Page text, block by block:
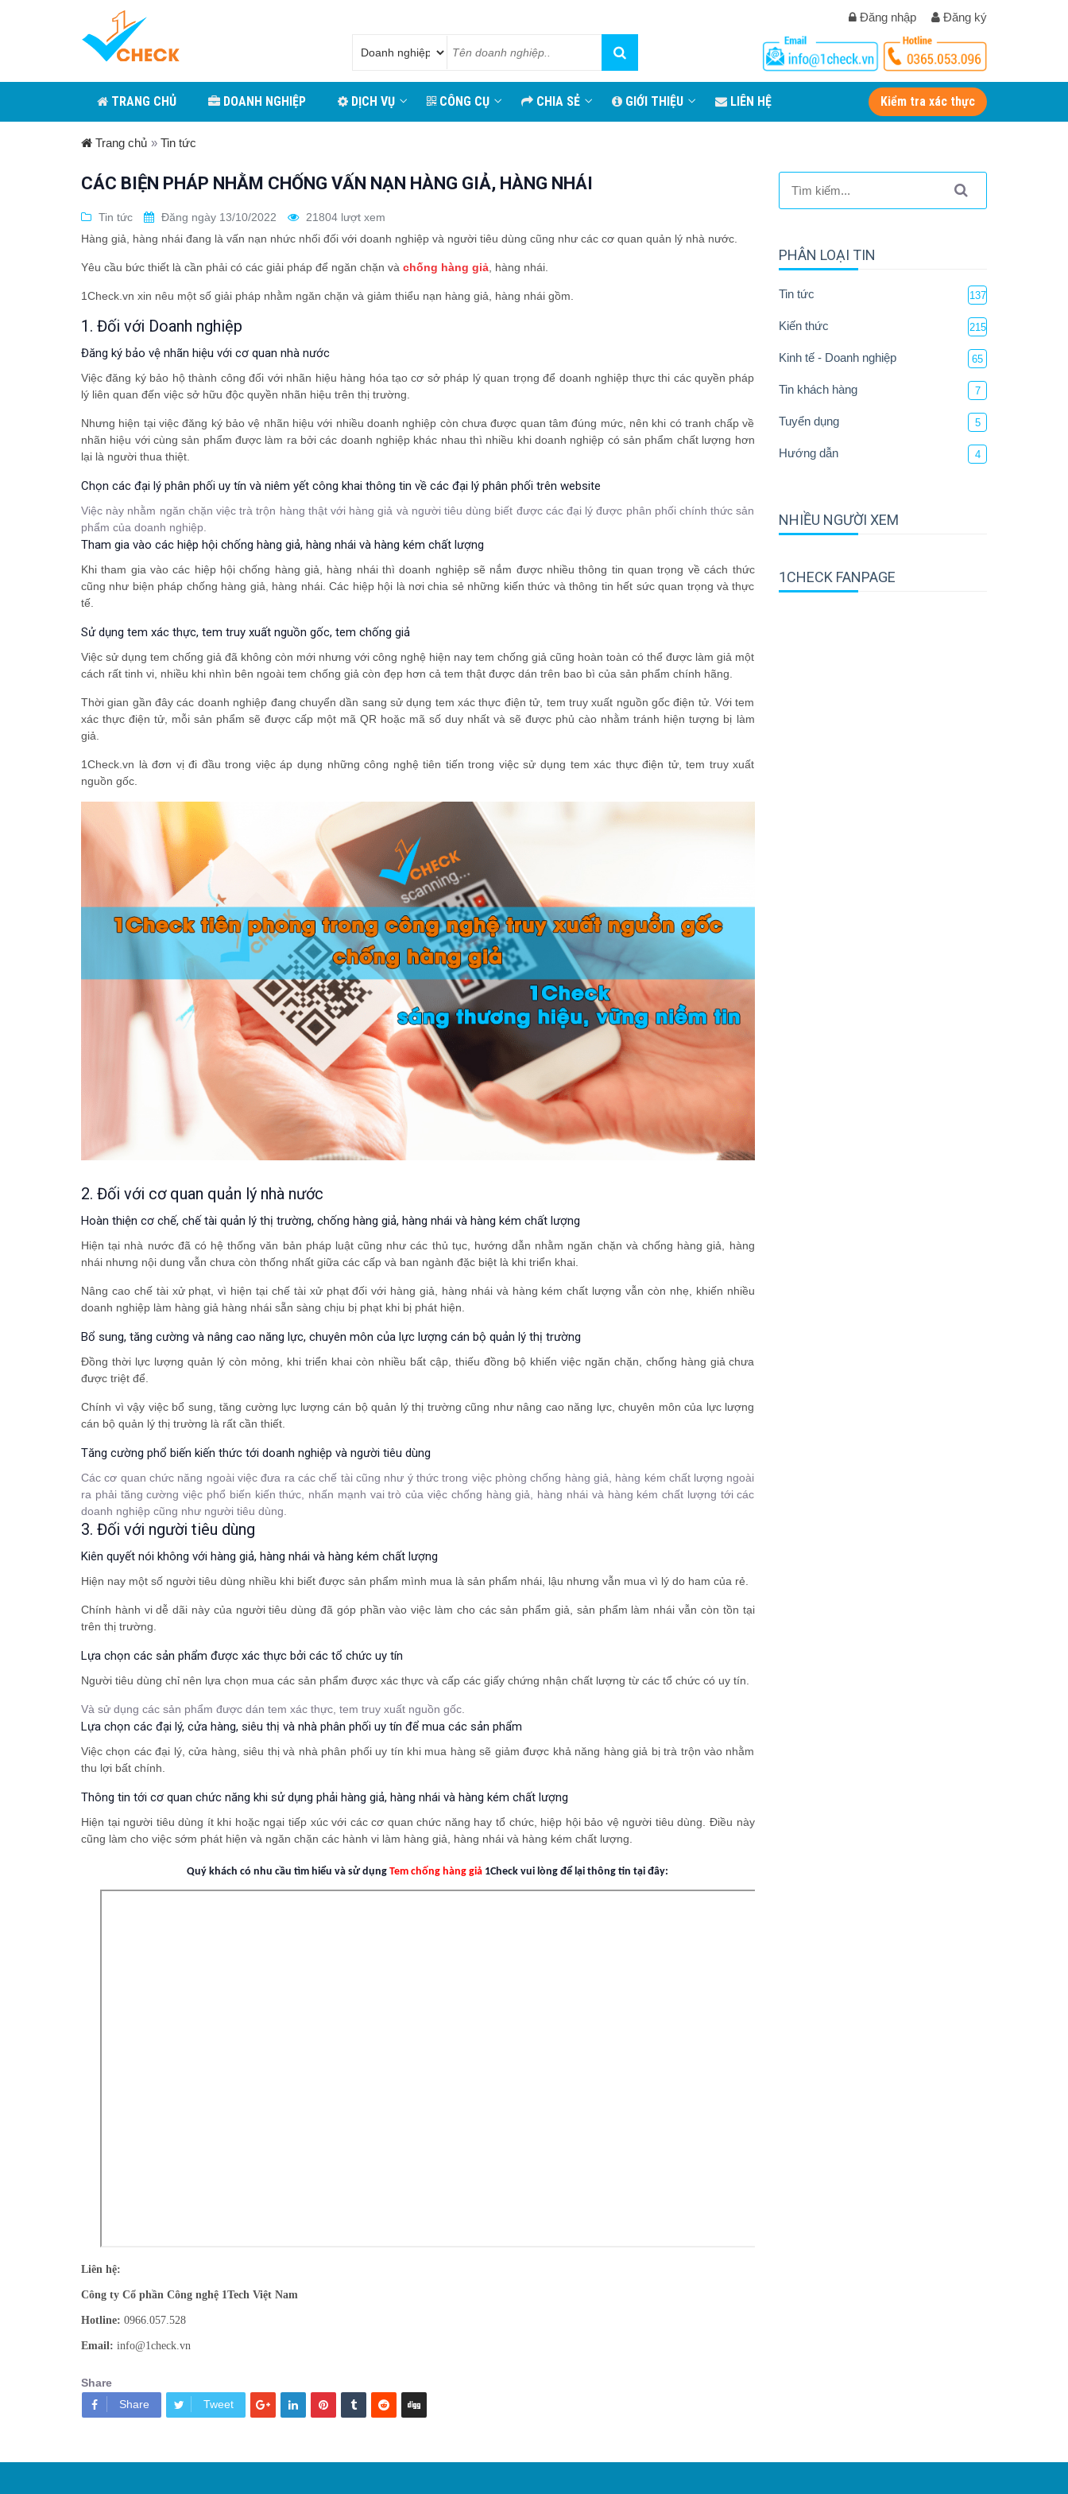
Đăng nhập Đăng ký
TRANG CHỦ DOANH NGHIỆP DỊCH VỤ CÔNG CỤ CHIA SẺ GIỚI THIỆU LIÊN HỆ Kiểm tra xác thực
Trang chủ » Tin tức
CÁC BIỆN PHÁP NHẰM CHỐNG VẤN NẠN HÀNG GIẢ, HÀNG NHÁI
Tin tức Đăng ngày 13/10/2022
21804 lượt xem
Hàng giả, hàng nhái đang là vấn nạn nhức nhối đối với doanh nghiệp và người tiêu dùng cũng như các cơ quan quản lý nhà nước.
Yêu cầu bức thiết là cần phải có các giải pháp để ngăn chặn và chống hàng giả , hàng nhái.
1Check.vn xin nêu một số giải pháp nhằm ngăn chặn và giảm thiểu nạn hàng giả, hàng nhái gồm.
1. Đối với Doanh nghiệp
Đăng ký bảo vệ nhãn hiệu với cơ quan nhà nước
Việc đăng ký bảo hộ thành công đối với nhãn hiệu hàng hóa tạo cơ sở pháp lý quan trọng để doanh nghiệp thực thi các quyền pháp
lý liên quan đến việc sở hữu độc quyền nhãn hiệu trên thị trường.
Nhưng hiện tại việc đăng ký bảo vệ nhãn hiệu với nhiều doanh nghiệp còn chưa được quan tâm đúng mức, nên khi có tranh chấp về
nhãn hiệu với cùng sản phẩm được làm ra bởi các doanh nghiệp khác nhau thì nhiều khi doanh nghiệp có sản phẩm chất lượng hơn
lại là người thua thiệt.
Chọn các đại lý phân phối uy tín và niêm yết công khai thông tin về các đại lý phân phối trên website
Việc này nhằm ngăn chặn việc trà trộn hàng thật với hàng giả và người tiêu dùng biết được các đại lý được phân phối chính thức sản
phẩm của doanh nghiệp.
Tham gia vào các hiệp hội chống hàng giả, hàng nhái và hàng kém chất lượng
Khi tham gia vào các hiệp hội chống hàng giả, hàng nhái thì doanh nghiệp sẽ nắm được nhiều thông tin quan trọng về cách thức
cũng như biện pháp chống hàng giả, hàng nhái. Các hiệp hội là nơi chia sẻ những kiến thức và thông tin hết sức quan trọng và thực
tế.
Sử dụng tem xác thực, tem truy xuất nguồn gốc, tem chống giả
Việc sử dụng tem chống giả đã không còn mới nhưng với công nghệ hiện nay tem chống giả cũng hoàn toàn có thể được làm giả một
cách rất tinh vi, nhiều khi nhìn bên ngoài tem chống giả còn đẹp hơn cả tem thật được dán trên bao bì của sản phẩm chính hãng.
Thời gian gần đây các doanh nghiệp đang chuyển dần sang sử dụng tem xác thực điện tử, tem truy xuất nguồn gốc điện tử. Với tem
xác thực điện tử, mỗi sản phẩm sẽ được cấp một mã QR hoặc mã số duy nhất và sẽ được phủ cào nhằm tránh hiện tượng bị làm
giả.
1Check.vn là đơn vị đi đầu trong việc áp dụng những công nghệ tiên tiến trong việc sử dụng tem xác thực điện tử, tem truy xuất
nguồn gốc.
2. Đối với cơ quan quản lý nhà nước
Hoàn thiện cơ chế, chế tài quản lý thị trường, chống hàng giả, hàng nhái và hàng kém chất lượng
Hiện tại nhà nước đã có hệ thống văn bản pháp luật cũng như các thủ tục, hướng dẫn nhằm ngăn chặn và chống hàng giả, hàng
nhái nhưng nội dung vẫn chưa còn thống nhất giữa các cấp và ban ngành đặc biệt là khi triển khai.
Nâng cao chế tài xử phạt, vì hiện tại chế tài xử phạt đối với hàng giả, hàng nhái và hàng kém chất lượng vẫn còn nhẹ, khiến nhiều
doanh nghiệp làm hàng giả hàng nhái sẵn sàng chịu bị phạt khi bị phát hiện.
Bổ sung, tăng cường và nâng cao năng lực, chuyên môn của lực lượng cán bộ quản lý thị trường
Đồng thời lực lượng quản lý còn mỏng, khi triển khai còn nhiều bất cập, thiếu đồng bộ khiến việc ngăn chặn, chống hàng giả chưa
được triệt để.
Chính vì vậy việc bổ sung, tăng cường lực lượng cán bộ quản lý thị trường cũng như nâng cao năng lực, chuyên môn của lực lượng
cán bộ quản lý thị trường là rất cần thiết.
Tăng cường phổ biến kiến thức tới doanh nghiệp và người tiêu dùng
Các cơ quan chức năng ngoài việc đưa ra các chế tài cũng như ý thức trong việc phòng chống hàng giả, hàng kém chất lượng ngoài
ra phải tăng cường việc phổ biến kiến thức, nhấn mạnh vai trò của việc chống hàng giả, hàng nhái và hàng kém chất lượng tới các
doanh nghiệp cũng như người tiêu dùng.
3. Đối với người tiêu dùng
Kiên quyết nói không với hàng giả, hàng nhái và hàng kém chất lượng
Hiện nay một số người tiêu dùng nhiều khi biết được sản phẩm mình mua là sản phẩm nhái, lậu nhưng vẫn mua vì lý do ham của rẻ.
Chính hành vi dễ dãi này của người tiêu dùng đã góp phần vào việc làm cho các sản phẩm giả, sản phẩm làm nhái vẫn còn tồn tại
trên thị trường.
Lựa chọn các sản phẩm được xác thực bởi các tổ chức uy tín
Người tiêu dùng chỉ nên lựa chọn mua các sản phẩm được xác thực và cấp các giấy chứng nhận chất lượng từ các tổ chức có uy tín.
Và sử dụng các sản phẩm được dán tem xác thực, tem truy xuất nguồn gốc.
Lựa chọn các đại lý, cửa hàng, siêu thị và nhà phân phối uy tín để mua các sản phẩm
Việc chọn các đại lý, cửa hàng, siêu thị và nhà phân phối uy tín khi mua hàng sẽ giảm được khả năng hàng giả bị trà trộn vào nhằm
thu lợi bất chính.
Thông tin tới cơ quan chức năng khi sử dụng phải hàng giả, hàng nhái và hàng kém chất lượng
Hiện tại người tiêu dùng ít khi hoặc ngại tiếp xúc với các cơ quan chức năng hay tổ chức, hiệp hội bảo vệ người tiêu dùng. Điều này
cũng làm cho việc sớm phát hiện và ngăn chặn các hành vi làm hàng giả, hàng nhái và hàng kém chất lượng.
Quý khách có nhu cầu tìm hiểu và sử dụng Tem chống hàng giả1Check vui lòng để lại thông tin tại đây:
Liên hệ:
Công ty Cổ phần Công nghệ 1Tech Việt Nam
Hotline: 0966.057.528
Email: info@1check.vn
Share
Share
Tweet
PHÂN LOẠI TIN
Tin tức 137
Kiến thức 215
Kinh tế - Doanh nghiệp 65
Tin khách hàng 7
Tuyển dụng 5
Hướng dẫn 4
NHIỀU NGƯỜI XEM
1CHECK FANPAGE